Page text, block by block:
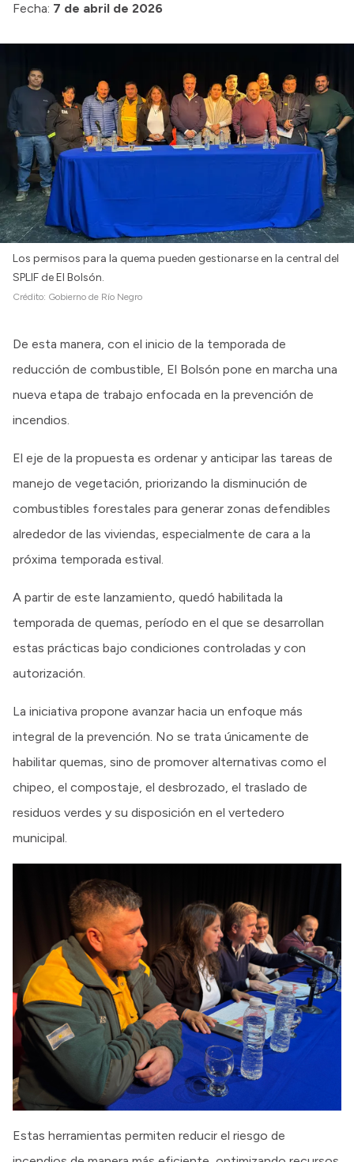
Fecha: 7 de abril de 2026
Los permisos para la quema pueden gestionarse en la central del
SPLIF de El Bolsón.
Crédito: Gobierno de Río Negro
De esta manera, con el inicio de la temporada de
reducción de combustible, El Bolsón pone en marcha una
nueva etapa de trabajo enfocada en la prevención de
incendios.
El eje de la propuesta es ordenar y anticipar las tareas de
manejo de vegetación, priorizando la disminución de
combustibles forestales para generar zonas defendibles
alrededor de las viviendas, especialmente de cara a la
próxima temporada estival.
A partir de este lanzamiento, quedó habilitada la
temporada de quemas, período en el que se desarrollan
estas prácticas bajo condiciones controladas y con
autorización.
La iniciativa propone avanzar hacia un enfoque más
integral de la prevención. No se trata únicamente de
habilitar quemas, sino de promover alternativas como el
chipeo, el compostaje, el desbrozado, el traslado de
residuos verdes y su disposición en el vertedero
municipal.
Estas herramientas permiten reducir el riesgo de